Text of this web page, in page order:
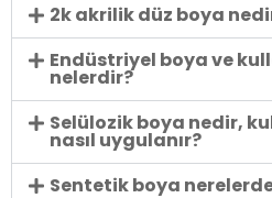
2k akrilik düz boya
Endüstriyel boya ve
nelerdir?
Selülozik boya nedir,
nasıl uygulanır?
Sentetik boya